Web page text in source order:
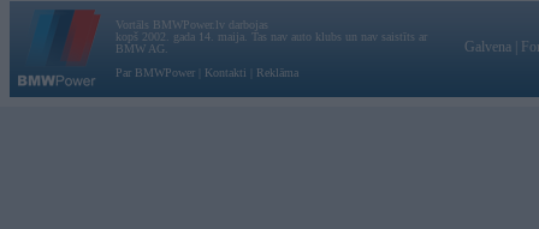
Vortāls BMWPower.lv darbojas
kopš 2002. gada 14. maija. Tas nav auto klubs un nav saistīts ar
BMW AG.
Par BMWPower
Kontakti Reklāma
Galvena